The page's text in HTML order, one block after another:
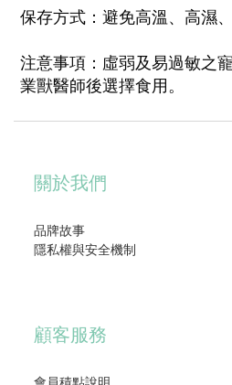
保存方式：避免高溫、高濕
注意事項：虛弱及易過敏之
業獸醫師後選擇食用。
關於我們
品牌故事
隱私權與安全機制
顧客服務